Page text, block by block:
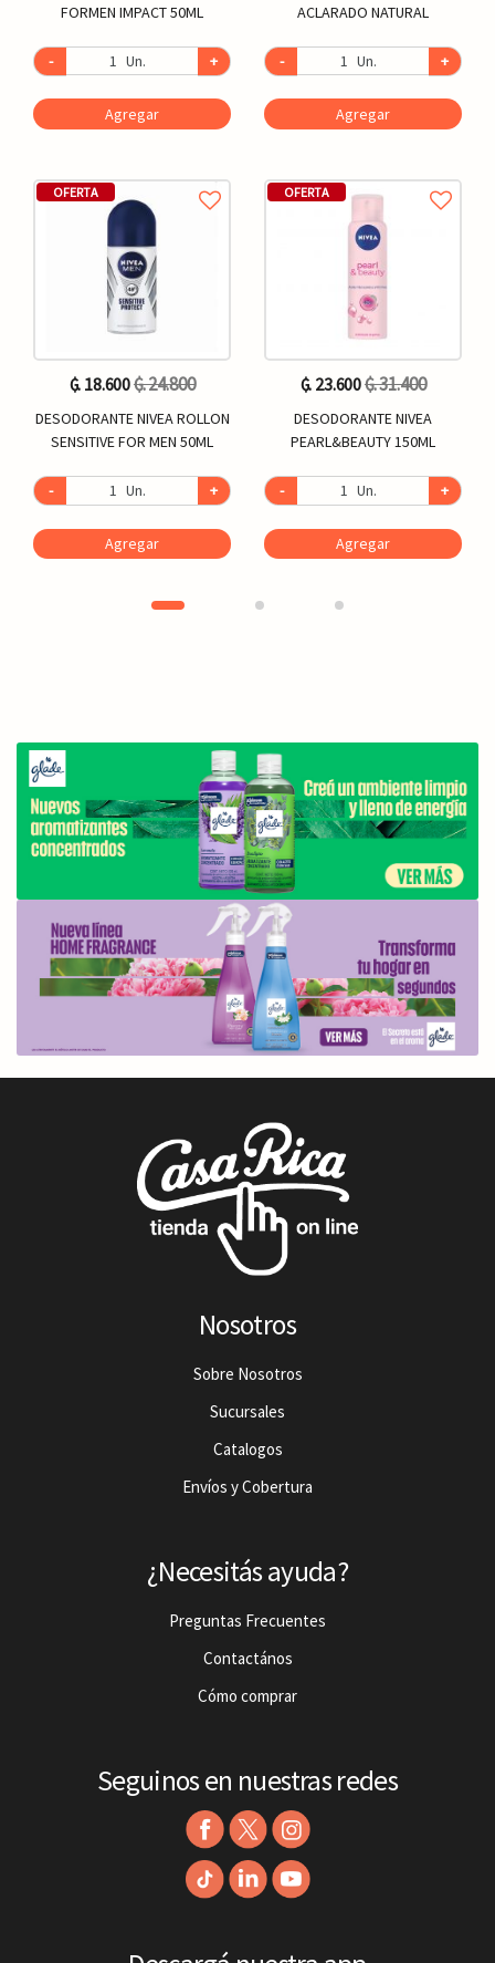
FORMEN IMPACT 50ML
- Un. +
Agregar
OFERTA
₲. 18.600₲. 24.800
DESODORANTE NIVEA ROLLON
SENSITIVE FOR MEN 50ML
- Un. +
Agregar
ACLARADO NATURAL
- Un. +
Agregar
OFERTA
₲. 23.600₲. 31.400
DESODORANTE NIVEA
PEARL&BEAUTY 150ML
- Un. +
Agregar
Nosotros
Sobre Nosotros
Sucursales
Catalogos
Envíos y Cobertura
¿Necesitás ayuda?
Preguntas Frecuentes
Contactános
Cómo comprar
Seguinos en nuestras redes